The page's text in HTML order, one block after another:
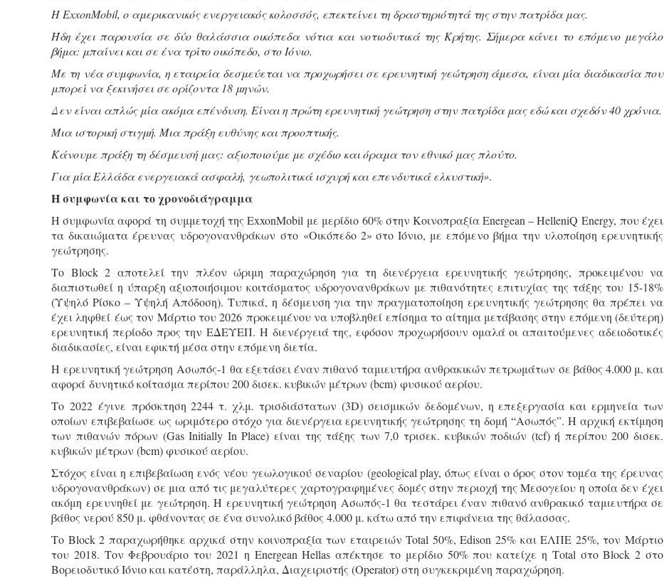
Η ExxonMobil, ο αμερικανικός ενεργειακός κολοσσός, επεκτείνει τη δραστηριότητά της στην πατρίδα μας.
Ήδη έχει παρουσία σε δύο θαλάσσια οικόπεδα νότια και νοτιοδυτικά της Κρήτης. Σήμερα κάνει το επόμενο μεγάλο
βήμα: μπαίνει και σε ένα τρίτο οικόπεδο, στο Ιόνιο.
Με τη νέα συμφωνία, η εταιρεία δεσμεύεται να προχωρήσει σε ερευνητική γεώτρηση άμεσα, είναι μία διαδικασία που
μπορεί να ξεκινήσει σε ορίζοντα 18 μηνών.
Δεν είναι απλώς μία ακόμα επένδυση. Είναι η πρώτη ερευνητική γεώτρηση στην πατρίδα μας εδώ και σχεδόν 40 χρόνια.
Μια ιστορική στιγμή. Μια πράξη ευθύνης και προοπτικής.
Κάνουμε πράξη τη δέσμευσή μας: αξιοποιούμε με σχέδιο και όραμα τον εθνικό μας πλούτο.
Για μία Ελλάδα ενεργειακά ασφαλή, γεωπολιτικά ισχυρή και επενδυτικά ελκυστική».
Η συμφωνία και το χρονοδιάγραμμα
Η συμφωνία αφορά τη συμμετοχή της ExxonMobil με μερίδιο 60% στην Κοινοπραξία Energean – HelleniQ Energy, που έχει
τα δικαιώματα έρευνας υδρογονανθράκων στο «Οικόπεδο 2» στο Ιόνιο, με επόμενο βήμα την υλοποίηση ερευνητικής
γεώτρησης.
Το Block 2 αποτελεί την πλέον ώριμη παραχώρηση για τη διενέργεια ερευνητικής γεώτρησης, προκειμένου να
διαπιστωθεί η ύπαρξη αξιοποιήσιμου κοιτάσματος υδρογονανθράκων με πιθανότητες επιτυχίας της τάξης του 15-18%
(Υψηλό Ρίσκο – Υψηλή Απόδοση). Τυπικά, η δέσμευση για την πραγματοποίηση ερευνητικής γεώτρησης θα πρέπει να
έχει ληφθεί έως τον Μάρτιο του 2026 προκειμένου να υποβληθεί επίσημα το αίτημα μετάβασης στην επόμενη (δεύτερη)
ερευνητική περίοδο προς την ΕΔΕΥΕΠ. Η διενέργειά της, εφόσον προχωρήσουν ομαλά οι απαιτούμενες αδειοδοτικές
διαδικασίες, είναι εφικτή μέσα στην επόμενη διετία.
Η ερευνητική γεώτρηση Ασωπός-1 θα εξετάσει έναν πιθανό ταμιευτήρα ανθρακικών πετρωμάτων σε βάθος 4.000 μ. και
αφορά δυνητικό κοίτασμα περίπου 200 δισεκ. κυβικών μέτρων (bcm) φυσικού αερίου.
Το 2022 έγινε πρόσκτηση 2244 τ. χλμ. τρισδιάστατων (3D) σεισμικών δεδομένων, η επεξεργασία και ερμηνεία των
οποίων επιβεβαίωσε ως ωριμότερο στόχο για διενέργεια ερευνητικής γεώτρησης τη δομή “Ασωπός”. Η αρχική εκτίμηση
των πιθανών πόρων (Gas Initially In Place) είναι της τάξης των 7,0 τρισεκ. κυβικών ποδιών (tcf) ή περίπου 200 δισεκ.
κυβικών μέτρων (bcm) φυσικού αερίου.
Στόχος είναι η επιβεβαίωση ενός νέου γεωλογικού σεναρίου (geological play, όπως είναι ο όρος στον τομέα της έρευνας
υδρογονανθράκων) σε μια από τις μεγαλύτερες χαρτογραφημένες δομές στην περιοχή της Μεσογείου η οποία δεν έχει
ακόμη ερευνηθεί με γεώτρηση. Η ερευνητική γεώτρηση Ασωπός-1 θα τεστάρει έναν πιθανό ανθρακικό ταμιευτήρα σε
βάθος νερού 850 μ. φθάνοντας σε ένα συνολικό βάθος 4.000 μ. κάτω από την επιφάνεια της θάλασσας.
Το Block 2 παραχωρήθηκε αρχικά στην κοινοπραξία των εταιρειών Total 50%, Edison 25% και ΕΛΠΕ 25%, τον Μάρτιο
του 2018. Τον Φεβρουάριο του 2021 η Energean Hellas απέκτησε το μερίδιο 50% που κατείχε η Τotal στο Block 2 στο
Βορειοδυτικό Ιόνιο και κατέστη, παράλληλα, Διαχειριστής (Οperator) στη συγκεκριμένη παραχώρηση.